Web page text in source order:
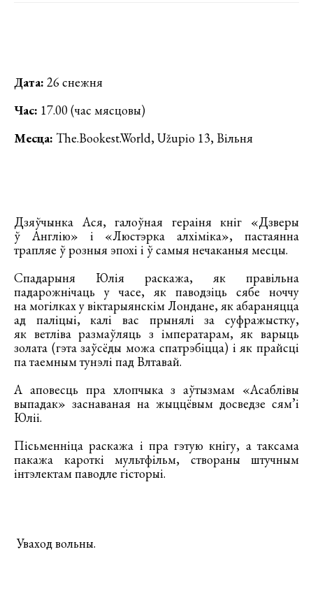
Дата: 26 снежня
Час: 17.00 (час мясцовы)
Месца: The.Bookest.World, Užupio 13, Вільня
Дзяўчынка Ася, галоўная гераіня кніг «Дзверы
ў Англію» і «Люстэрка алхіміка», пастаянна
трапляе ў розныя эпохі і ў самыя нечаканыя месцы.
Спадарыня Юлія раскажа, як правільна
падарожнічаць у часе, як паводзіць сябе ноччу
на могілках у віктарыянскім Лондане, як абараняцца
ад паліцыі, калі вас прынялі за суфражыстку,
як ветліва размаўляць з імператарам, як варыць
золата (гэта заўсёды можа спатрэбіцца) і як прайсці
па таемным тунэлі пад Влтавай.
А аповесць пра хлопчыка з аўтызмам «Асаблівы
выпадак» заснаваная на жыццёвым досведзе сям’і
Юліі.
Пісьменніца раскажа і пра гэтую кнігу, а таксама
пакажа кароткі мультфільм, створаны штучным
інтэлектам паводле гісторыі.
Уваход вольны.